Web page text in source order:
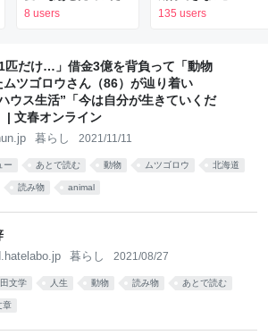
小さい女の子連れの母
い！」と言うと「連れ
て帰ろうか？」と言っ
て犬に近づいて行った
8 users
男性社員が転勤を命じ
辞める」と言ったら、
転勤がなくなった
135 users
1匹だけ…」借金3億を背負って「動物
ツゴロウさん（86）が辿り着い
ウス生活”「今は自分が生きていくだ
| 文春オンライン
暮らし 2021/11/11
ー あとで読む 動物 ムツゴロウ 北海道
読み物 animal
暮らし 2021/08/27
文学 人生 動物 読み物 あとで読む
章